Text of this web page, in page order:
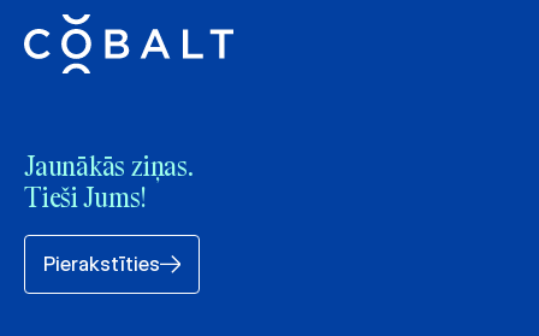
Jaunākās ziņas.
Tieši Jums!
Pierakstīties